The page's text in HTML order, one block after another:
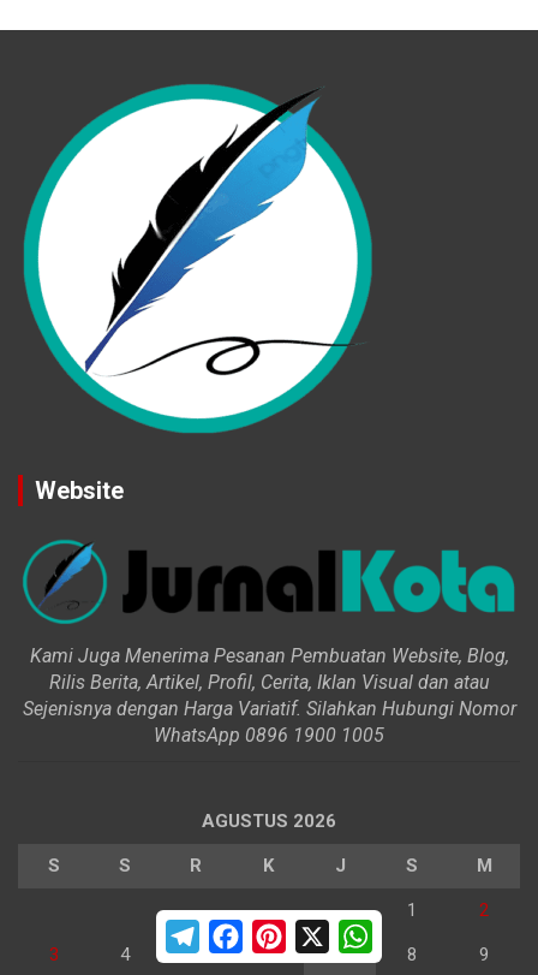
Website
Kami Juga Menerima Pesanan Pembuatan Website, Blog,
Rilis Berita, Artikel, Profil, Cerita, Iklan Visual dan atau
Sejenisnya dengan Harga Variatif. Silahkan Hubungi Nomor
WhatsApp 0896 1900 1005
AGUSTUS 2026
S S R K J S M
1 2
3 4 5 6 7 8 9
T
l
c
P
n
X
a